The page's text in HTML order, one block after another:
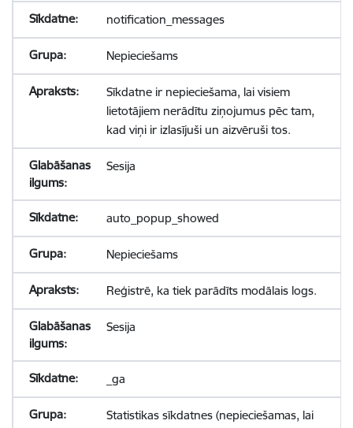
notification_messages
Nepieciešams
Sīkdatne ir nepieciešama, lai visiem
lietotājiem nerādītu ziņojumus pēc tam,
kad viņi ir izlasījuši un aizvēruši tos.
Sesija
auto_popup_showed
Nepieciešams
Reģistrē, ka tiek parādīts modālais logs.
Sesija
_ga
Statistikas sīkdatnes (nepieciešamas, lai